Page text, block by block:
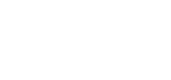
качества.